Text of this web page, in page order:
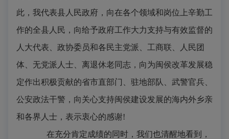
此，我代表县人民政府，向在各个领域和岗位上辛勤工
作的全县人民，向给予政府工作大力支持与有效监督的
人大代表、政协委员和各民主党派、工商联、人民团
体、无党派人士、离退休老同志，向为闽侯改革发展稳
定作出积极贡献的省市直部门、驻地部队、武警官兵、
公安政法干警，向关心支持闽侯建设发展的海内外乡亲
和各界人士，表示衷心的感谢!
在充分肯定成绩的同时，我们也清醒地看到，